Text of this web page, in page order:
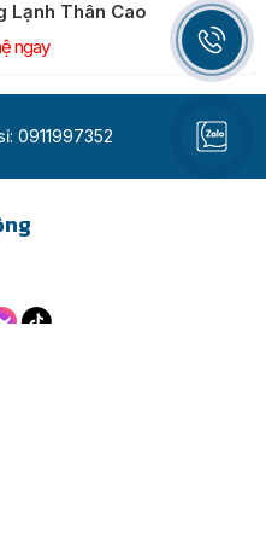
Lạnh Thân Cao
ngay
0911997352